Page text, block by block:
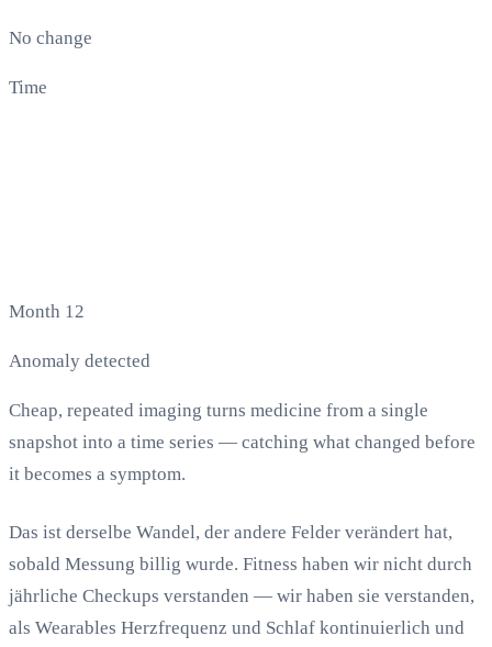
No change
Time
Month 12
Anomaly detected
Cheap, repeated imaging turns medicine from a single
snapshot into a time series — catching what changed before
it becomes a symptom.
Das ist derselbe Wandel, der andere Felder verändert hat,
sobald Messung billig wurde. Fitness haben wir nicht durch
jährliche Checkups verstanden — wir haben sie verstanden,
als Wearables Herzfrequenz und Schlaf kontinuierlich und